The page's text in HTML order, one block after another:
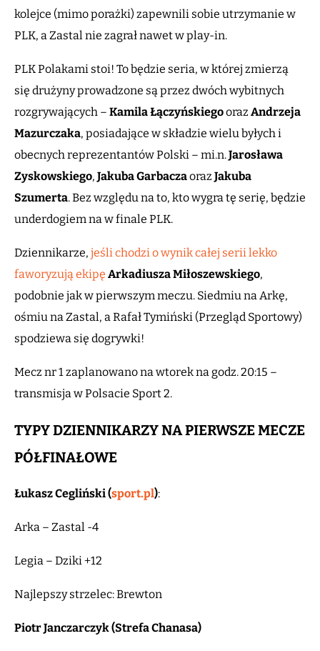
kolejce (mimo porażki) zapewnili sobie utrzymanie w
PLK, a Zastal nie zagrał nawet w play-in.
PLK Polakami stoi! To będzie seria, w której zmierzą
się drużyny prowadzone są przez dwóch wybitnych
rozgrywających – Kamila Łączyńskiegooraz Andrzeja
Mazurczaka, posiadające w składzie wielu byłych i
obecnych reprezentantów Polski – mi.n.Jarosława
Zyskowskiego, Jakuba Garbaczaoraz Jakuba
Szumerta. Bez względu na to, kto wygra tę serię, będzie
underdogiem na w finale PLK.
Dziennikarze, jeśli chodzi o wynik całej serii lekko
faworyzują ekipę Arkadiusza Miłoszewskiego,
podobnie jak w pierwszym meczu. Siedmiu na Arkę,
ośmiu na Zastal, a Rafał Tymiński (Przegląd Sportowy)
spodziewa się dogrywki!
Mecz nr 1 zaplanowano na wtorek na godz. 20:15 –
transmisja w Polsacie Sport 2.
TYPY DZIENNIKARZY NA PIERWSZE MECZE
PÓŁFINAŁOWE
Łukasz Cegliński (sport.pl):
Arka – Zastal -4
Legia – Dziki +12
Najlepszy strzelec: Brewton
Piotr Janczarczyk (Strefa Chanasa)